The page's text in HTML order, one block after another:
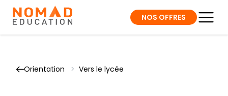
NOS OFFRES
Orientation > Vers le lycée